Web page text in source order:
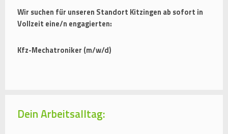
Wir suchen für unseren Standort Kitzingen ab sofort in
Vollzeit eine/n engagierten:
Kfz-Mechatroniker (m/w/d)
Dein Arbeitsalltag: